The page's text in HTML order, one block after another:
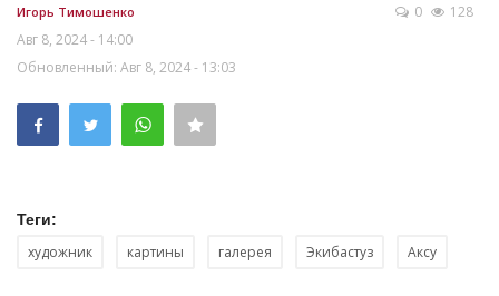
Игорь Тимошенко
Авг 8, 2024 - 14:00
Обновленный: Авг 8, 2024 - 13:03
0 128
Теги:
художник картины галерея Экибастуз Аксу